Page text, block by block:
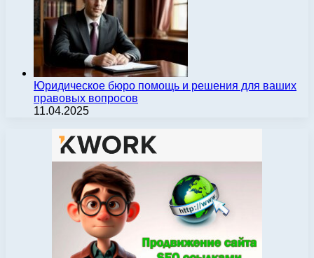
Юридическое бюро помощь и решения для ваших
правовых вопросов
11.04.2025